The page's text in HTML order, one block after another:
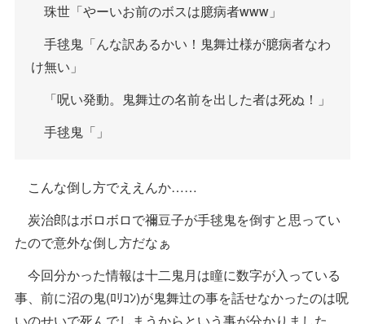
珠世「やーいお前のボスは臆病者www」
手毬鬼「んな訳あるかい！鬼舞辻様が臆病者なわ
け無い」
「呪い発動。鬼舞辻の名前を出した者は死ぬ！」
手毬鬼「」
こんな倒し方でええんか……
炭治郎はボロボロで禰豆子が手毬鬼を倒すと思ってい
たので意外な倒し方だなぁ
今回分かった情報は十二鬼月は瞳に数字が入っている
事、前に沼の鬼(ﾛﾘｺﾝ)が鬼舞辻の事を話せなかったのは呪
いのせいで死んでしまうからという事が分かりました。